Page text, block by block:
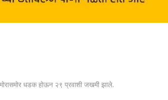
धडक होऊन २९ प्रवाशी जखमी झाले.